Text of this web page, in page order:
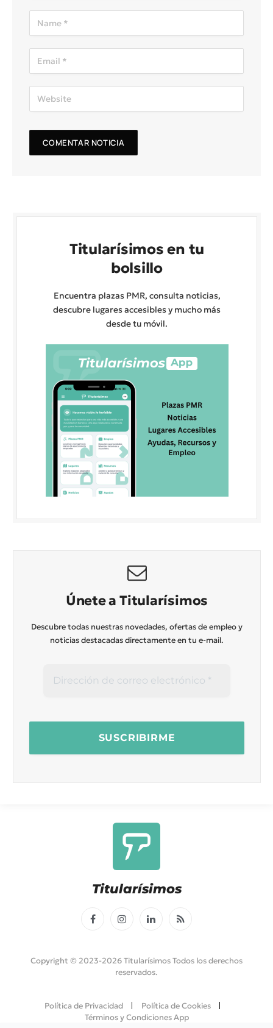
Titularísimos en tu
bolsillo
Encuentra plazas PMR, consulta noticias,
descubre lugares accesibles y mucho más
desde tu móvil.
Únete a Titularísimos
Descubre todas nuestras novedades, ofertas de empleo y
noticias destacadas directamente en tu e-mail.
Titularísimos
FacebookInstagramLinkedInRSS
Copyright © 2023-2026 Titularísimos Todos los derechos
reservados.
Política de Privacidad
Política de Cookies
Términos y Condiciones App